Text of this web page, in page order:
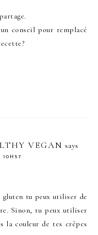
conseil pour remplacé
VEGAN says
10H57
gluten tu peux utiliser de
Sinon, tu peux utiliser
la couleur de tes crêpes